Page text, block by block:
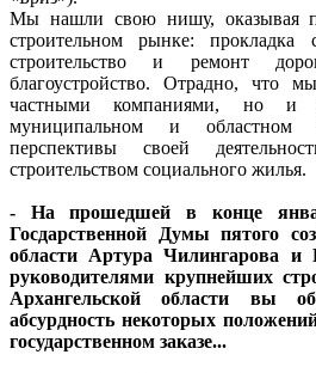
Мы нашли свою нишу, оказывая
строительном рынке: прокладка
строительство и ремонт
благоустройство. Отрадно, что
частными компаниями, но и
муниципальном и областном
перспективы своей
строительством социального жилья.
- На прошедшей в конце
Госдарственной Думы пятого
области Артура Чилингарова и
руководителями крупнейших
Архангельской области вы
абсурдность некоторых
государственном заказе...